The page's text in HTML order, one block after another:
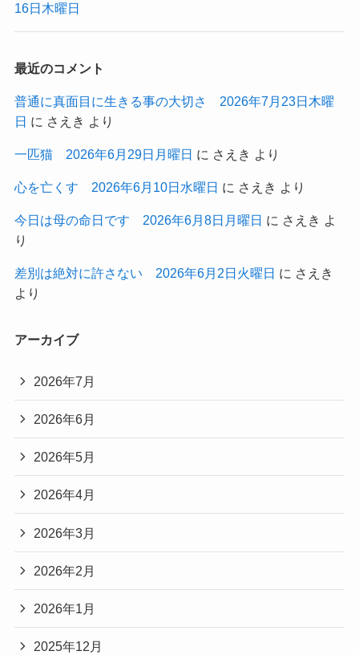
16日木曜日
最近のコメント
普通に真面目に生きる事の大切さ 2026年7月23日木曜
日 に さえき より
一匹猫 2026年6月29日月曜日 に さえき より
心を亡くす 2026年6月10日水曜日 に さえき より
今日は母の命日です 2026年6月8日月曜日 に さえき よ
り
差別は絶対に許さない 2026年6月2日火曜日 に さえき
より
アーカイブ
2026年7月
2026年6月
2026年5月
2026年4月
2026年3月
2026年2月
2026年1月
2025年12月